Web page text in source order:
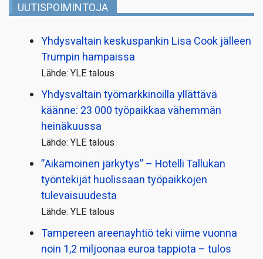
UUTISPOIMINTOJA
Yhdysvaltain keskuspankin Lisa Cook jälleen
Trumpin hampaissa
Lähde: YLE talous
Yhdysvaltain työmarkkinoilla yllättävä
käänne: 23 000 työpaikkaa vähemmän
heinäkuussa
Lähde: YLE talous
”Aikamoinen järkytys” – Hotelli Tallukan
työntekijät huolissaan työpaikkojen
tulevaisuudesta
Lähde: YLE talous
Tampereen areenayhtiö teki viime vuonna
noin 1,2 miljoonaa euroa tappiota – tulos